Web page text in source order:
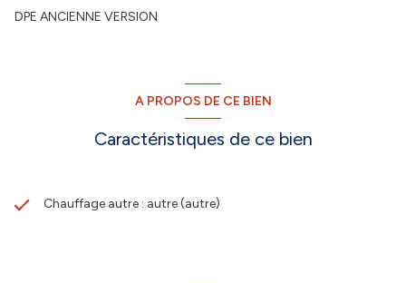
DPE ANCIENNE VERSION
A PROPOS DE CE BIEN
Caractéristiques de ce bien
Chauffage autre : autre (autre)